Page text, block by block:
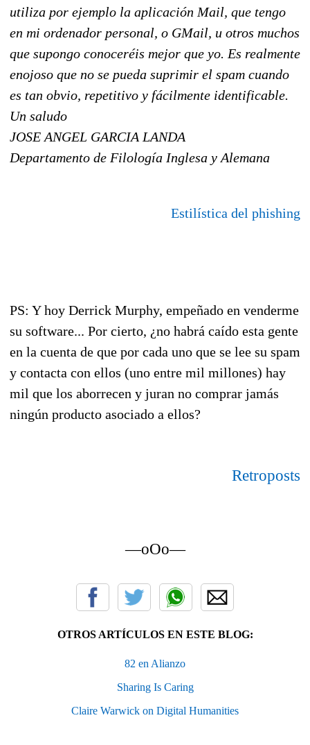
utiliza por ejemplo la aplicación Mail, que tengo
en mi ordenador personal, o GMail, u otros muchos
que supongo conoceréis mejor que yo. Es realmente
enojoso que no se pueda suprimir el spam cuando
es tan obvio, repetitivo y fácilmente identificable.
Un saludo
JOSE ANGEL GARCIA LANDA
Departamento de Filología Inglesa y Alemana
Estilística del phishing
PS: Y hoy Derrick Murphy, empeñado en venderme
su software... Por cierto, ¿no habrá caído esta gente
en la cuenta de que por cada uno que se lee su spam
y contacta con ellos (uno entre mil millones) hay
mil que los aborrecen y juran no comprar jamás
ningún producto asociado a ellos?
Retroposts
—oOo—
OTROS ARTÍCULOS EN ESTE BLOG:
82 en Alianzo
Sharing Is Caring
Claire Warwick on Digital Humanities